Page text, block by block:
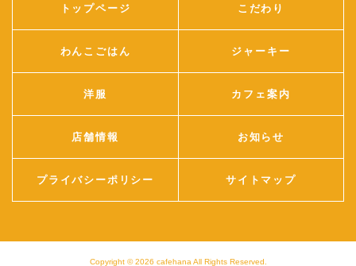
トップページ こだわり
わんこごはん ジャーキー
洋服 カフェ案内
店舗情報 お知らせ
プライバシーポリシー サイトマップ
Copyright © 2026 cafehana All Rights Reserved.